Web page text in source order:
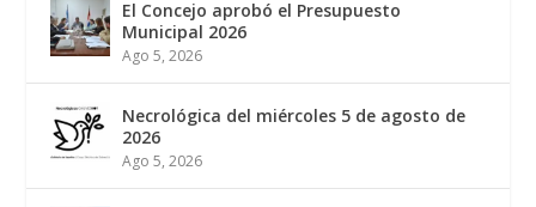
El Concejo aprobó el Presupuesto
Municipal 2026
Ago 5, 2026
Necrológica del miércoles 5 de agosto de
2026
Ago 5, 2026